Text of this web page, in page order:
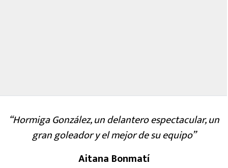
“Hormiga González, un delantero espectacular, un
gran goleador y el mejor de su equipo”
Aitana Bonmatí